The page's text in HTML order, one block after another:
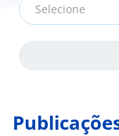
Selecione